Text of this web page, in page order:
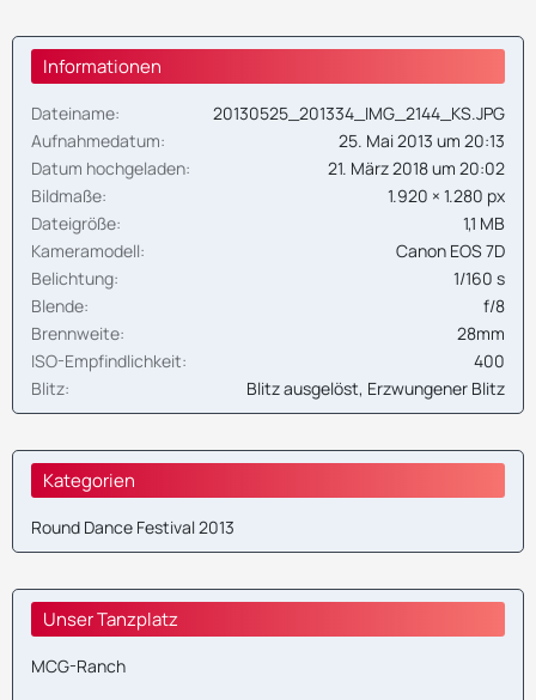
Informationen
Dateiname
20130525_201334_IMG_2144_KS.JPG
Aufnahmedatum
25. Mai 2013 um 20:13
Datum hochgeladen
21. März 2018 um 20:02
Bildmaße
1.920 × 1.280 px
Dateigröße
1,1 MB
Kameramodell
Canon EOS 7D
Belichtung
1/160 s
Blende
f/8
Brennweite
28mm
ISO-Empfindlichkeit
400
Blitz
Blitz ausgelöst, Erzwungener Blitz
Kategorien
Round Dance Festival 2013
Unser Tanzplatz
MCG-Ranch